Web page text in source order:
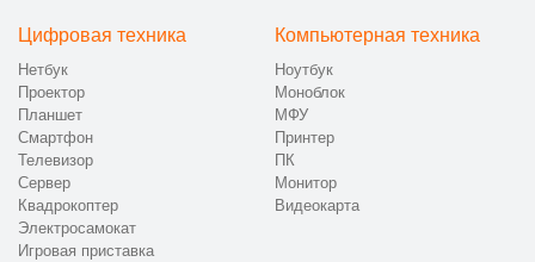
Цифровая техника
Нетбук
Проектор
Планшет
Смартфон
Телевизор
Сервер
Квадрокоптер
Электросамокат
Игровая приставка
Компьютерная техника
Ноутбук
Моноблок
МФУ
Принтер
ПК
Монитор
Видеокарта